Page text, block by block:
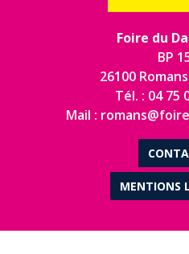
Foire du
BP
26100
Tél. : 04 75
Mail :
MENTIONS